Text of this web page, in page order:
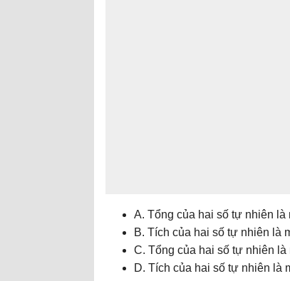
A. Tổng của hai số tự nhiên là
B. Tích của hai số tự nhiên là
C. Tổng của hai số tự nhiên
D. Tích của hai số tự nhiên là